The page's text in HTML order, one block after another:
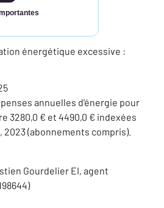
énergétique excessive :
annuelles d'énergie pour
3280,0 € et 4490,0 € indexées
2023 (abonnements compris).
Gourdelier EI, agent